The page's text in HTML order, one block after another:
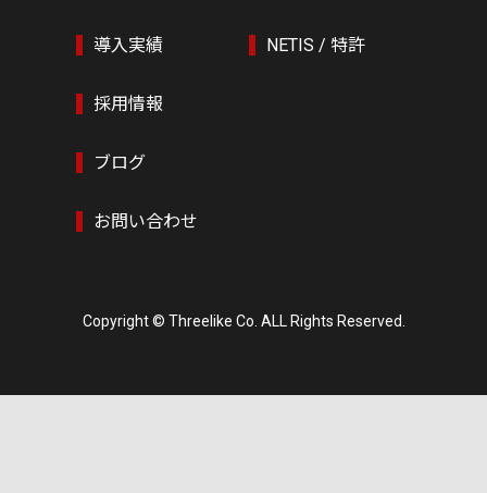
導入実績 NETIS / 特許
採用情報
ブログ
お問い合わせ
Copyright © Threelike Co. ALL Rights Reserved.